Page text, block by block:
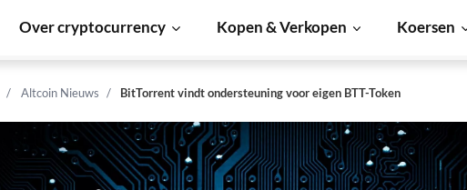
Over cryptocurrency Kopen & Verkopen Koersen
Altcoin Nieuws BitTorrent vindt ondersteuning voor eigen BTT-Token